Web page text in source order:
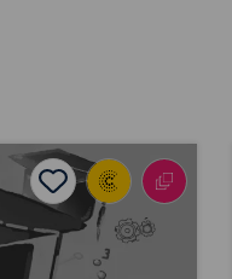
Add to favourites
Add to favourites
Ysgrifenedig